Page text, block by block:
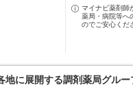
マイナビ薬剤師
薬局・病院等へ
のでご安心くだ
に展開する調剤薬局グルー